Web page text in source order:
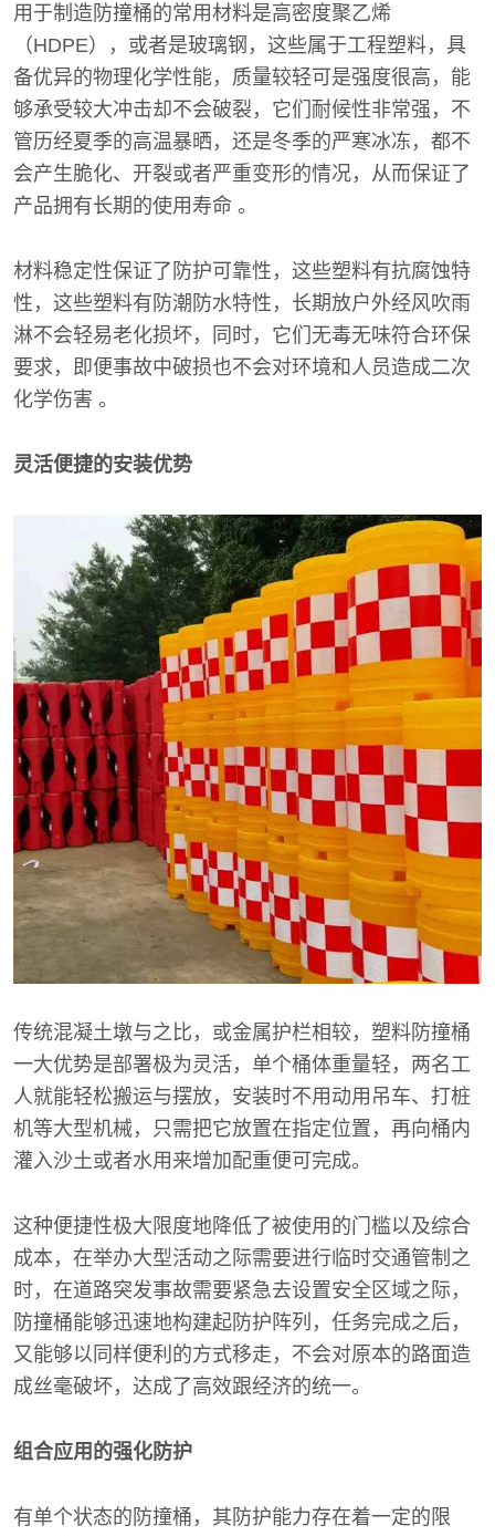
用于制造防撞桶的常用材料是高密度聚乙烯
（HDPE），或者是玻璃钢，这些属于工程塑料，具
备优异的物理化学性能，质量较轻可是强度很高，能
够承受较大冲击却不会破裂，它们耐候性非常强，不
管历经夏季的高温暴晒，还是冬季的严寒冰冻，都不
会产生脆化、开裂或者严重变形的情况，从而保证了
产品拥有长期的使用寿命 。
材料稳定性保证了防护可靠性，这些塑料有抗腐蚀特
性，这些塑料有防潮防水特性，长期放户外经风吹雨
淋不会轻易老化损坏，同时，它们无毒无味符合环保
要求，即便事故中破损也不会对环境和人员造成二次
化学伤害 。
灵活便捷的安装优势
传统混凝土墩与之比，或金属护栏相较，塑料防撞桶
一大优势是部署极为灵活，单个桶体重量轻，两名工
人就能轻松搬运与摆放，安装时不用动用吊车、打桩
机等大型机械，只需把它放置在指定位置，再向桶内
灌入沙土或者水用来增加配重便可完成。
这种便捷性极大限度地降低了被使用的门槛以及综合
成本，在举办大型活动之际需要进行临时交通管制之
时，在道路突发事故需要紧急去设置安全区域之际，
防撞桶能够迅速地构建起防护阵列，任务完成之后，
又能够以同样便利的方式移走，不会对原本的路面造
成丝毫破坏，达成了高效跟经济的统一。
组合应用的强化防护
有单个状态的防撞桶，其防护能力存在着一定的限